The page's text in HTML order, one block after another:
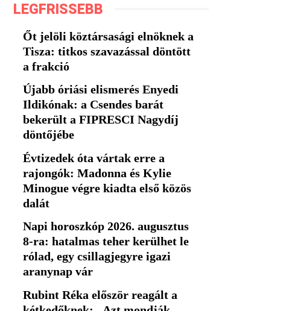
LEGFRISSEBB
Őt jelöli köztársasági elnöknek a
Tisza: titkos szavazással döntött
a frakció
Újabb óriási elismerés Enyedi
Ildikónak: a Csendes barát
bekerült a FIPRESCI Nagydíj
döntőjébe
Évtizedek óta vártak erre a
rajongók: Madonna és Kylie
Minogue végre kiadta első közös
dalát
Napi horoszkóp 2026. augusztus
8-ra: hatalmas teher kerülhet le
rólad, egy csillagjegyre igazi
aranynap vár
Rubint Réka először reagált a